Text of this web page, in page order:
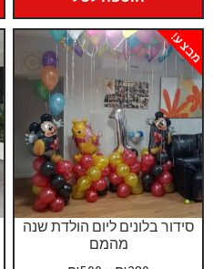
סידור בלונים ליום הולדת שנה
מהמם
מבצע!